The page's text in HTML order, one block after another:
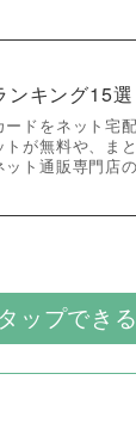
キング15
ドをネット宅
が無料や、ま
ト通販専門店
タップでき